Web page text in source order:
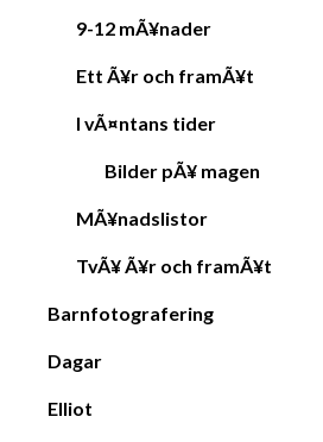
9-12 mÃ¥nader
Ett Ã¥r och framÃ¥t
I vÃ¤ntans tider
Bilder pÃ¥ magen
MÃ¥nadslistor
TvÃ¥ Ã¥r och framÃ¥t
Barnfotografering
Dagar
Elliot